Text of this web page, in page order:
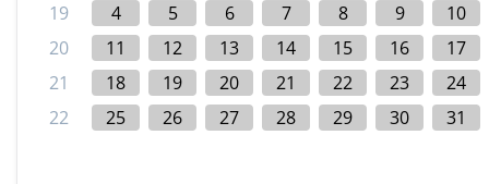
19
4 5 6 7 8 9
10
20
11 12 13 14 15 16
17
21
18 19 20 21 22 23
24
22
25 26 27 28 29 30 31